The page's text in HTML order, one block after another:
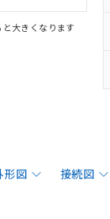
大きくなります
形図 接続図